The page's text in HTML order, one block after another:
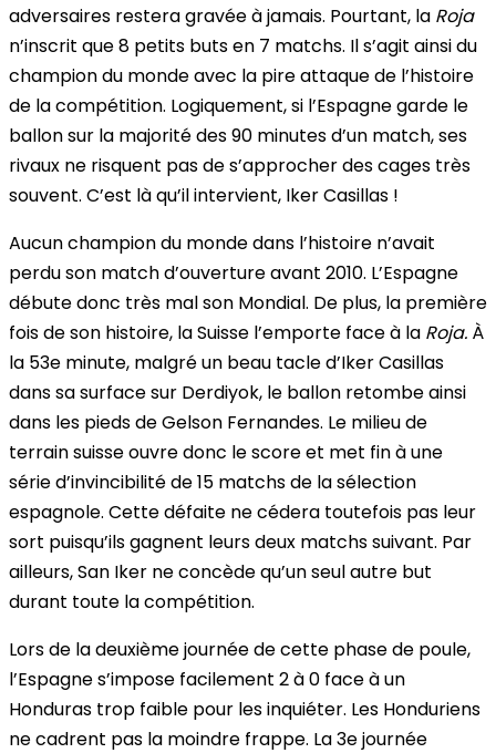
adversaires restera gravée à jamais. Pourtant, la Roja
n’inscrit que 8 petits buts en 7 matchs. Il s’agit ainsi du
champion du monde avec la pire attaque de l’histoire
de la compétition. Logiquement, si l’Espagne garde le
ballon sur la majorité des 90 minutes d’un match, ses
rivaux ne risquent pas de s’approcher des cages très
souvent. C’est là qu’il intervient, Iker Casillas !
Aucun champion du monde dans l’histoire n’avait
perdu son match d’ouverture avant 2010. L’Espagne
débute donc très mal son Mondial. De plus, la première
fois de son histoire, la Suisse l’emporte face à la Roja. À
la 53e minute, malgré un beau tacle d’Iker Casillas
dans sa surface sur Derdiyok, le ballon retombe ainsi
dans les pieds de Gelson Fernandes. Le milieu de
terrain suisse ouvre donc le score et met fin à une
série d’invincibilité de 15 matchs de la sélection
espagnole. Cette défaite ne cédera toutefois pas leur
sort puisqu’ils gagnent leurs deux matchs suivant. Par
ailleurs, San Iker ne concède qu’un seul autre but
durant toute la compétition.
Lors de la deuxième journée de cette phase de poule,
l’Espagne s’impose facilement 2 à 0 face à un
Honduras trop faible pour les inquiéter. Les Honduriens
ne cadrent pas la moindre frappe. La 3e journée